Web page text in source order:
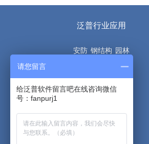
泛普行业应用
安防 钢结构 园林
空调 建筑 土建
隧道 桥梁 路桥
请您留言
给泛普软件留言吧在线咨询微信
号：fanpurj1